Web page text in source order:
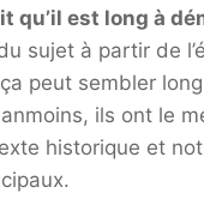
qu’il est long à
sujet à partir de
peut sembler
ils ont le
historique et